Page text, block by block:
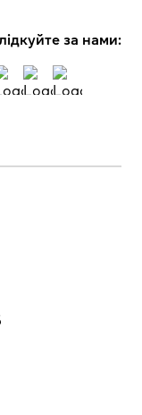
за нами: